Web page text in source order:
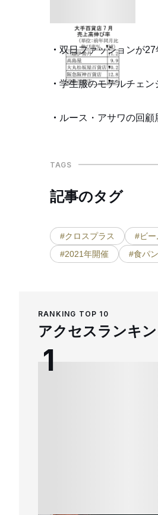
双日ファッションが
学生服のモデルチェ
ルース・アサワの回
TAGS
記事のタグ
#クロスプラス #ビー
#2021年開催
#食パン
RANKING TOP 10
アクセスランキ